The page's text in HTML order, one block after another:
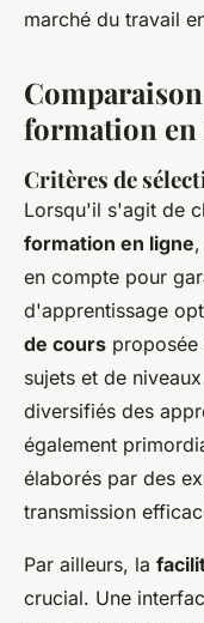
marché du travail
formation
Critères de
Lorsqu'il s'agit de
formation en ligne
en compte pour
d'apprentissage
de cours proposée
sujets et de
diversifiés des
également
élaborés par des
transmission
Par ailleurs, la
crucial. Une